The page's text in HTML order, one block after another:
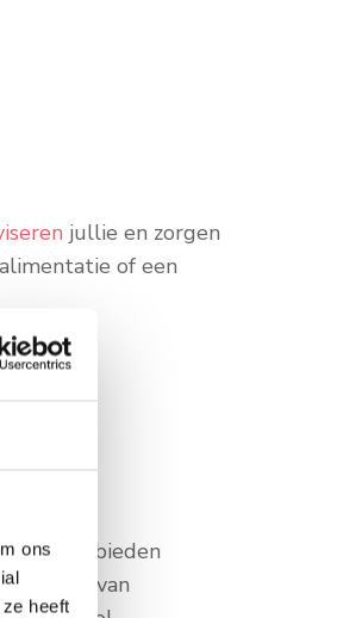
ons
heeft
jullie en zorgen
of een
uit, bieden
maken van